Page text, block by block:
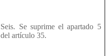
Seis. Se suprime el apartado 5
del artículo 35.